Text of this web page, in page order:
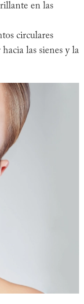
en las
circulares
las sienes y la